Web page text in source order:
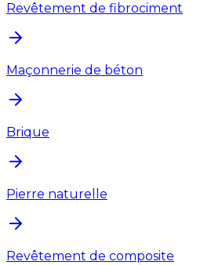
Revêtement de fibrociment
Maçonnerie de béton
Brique
Pierre naturelle
Revêtement de composite